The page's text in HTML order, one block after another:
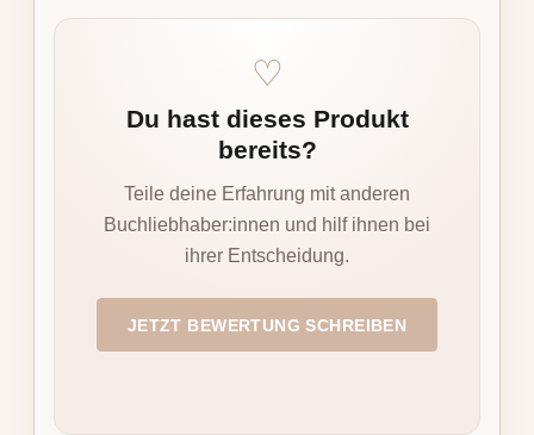
♡
Du hast dieses Produkt
bereits?
Teile deine Erfahrung mit anderen
Buchliebhaber:innen und hilf ihnen bei
ihrer Entscheidung.
JETZT BEWERTUNG SCHREIBEN